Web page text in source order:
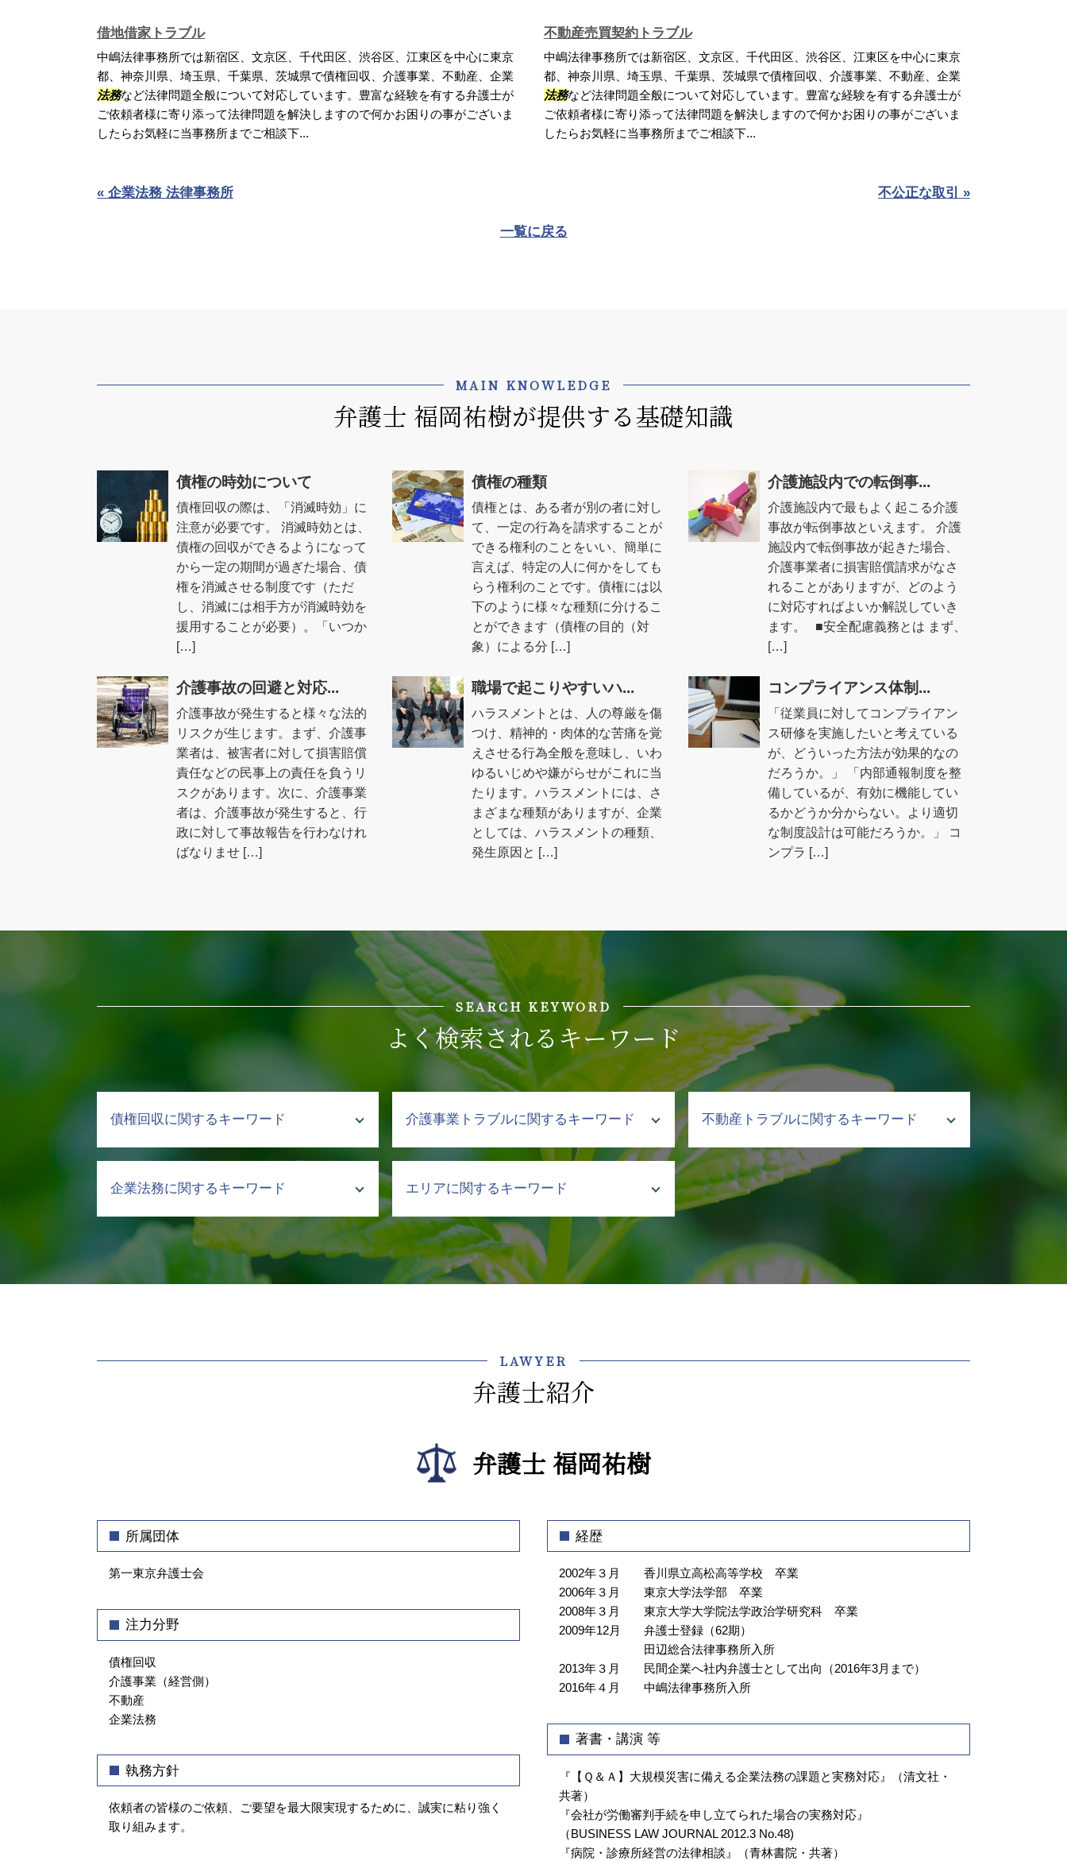
借地借家トラブル
中嶋法律事務所では新宿区、文京区、千代田区、渋谷区、江東区を中心に東京
都、神奈川県、埼玉県、千葉県、茨城県で債権回収、介護事業、不動産、企業
法務など法律問題全般について対応しています。豊富な経験を有する弁護士が
ご依頼者様に寄り添って法律問題を解決しますので何かお困りの事がございま
したらお気軽に当事務所までご相談下...
不動産売買契約トラブル
中嶋法律事務所では新宿区、文京区、千代田区、渋谷区、江東区を中心に東京
都、神奈川県、埼玉県、千葉県、茨城県で債権回収、介護事業、不動産、企業
法務など法律問題全般について対応しています。豊富な経験を有する弁護士が
ご依頼者様に寄り添って法律問題を解決しますので何かお困りの事がございま
したらお気軽に当事務所までご相談下...
« 企業法務 法律事務所 不公正な取引 »
一覧に戻る
MAIN KNOWLEDGE
弁護士 福岡祐樹が提供する基礎知識
債権の時効について
債権回収の際は、「消滅時効」に
注意が必要です。 消滅時効とは、
債権の回収ができるようになって
から一定の期間が過ぎた場合、債
権を消滅させる制度です（ただ
し、消滅には相手方が消滅時効を
援用することが必要）。「いつか
[…]
債権の種類
債権とは、ある者が別の者に対し
て、一定の行為を請求することが
できる権利のことをいい、簡単に
言えば、特定の人に何かをしても
らう権利のことです。債権には以
下のように様々な種類に分けるこ
とができます（債権の目的（対
象）による分 […]
介護施設内での転倒事...
介護施設内で最もよく起こる介護
事故が転倒事故といえます。 介護
施設内で転倒事故が起きた場合、
介護事業者に損害賠償請求がなさ
れることがありますが、どのよう
に対応すればよいか解説していき
ます。 ■安全配慮義務とは まず、
[…]
介護事故の回避と対応...
介護事故が発生すると様々な法的
リスクが生じます。まず、介護事
業者は、被害者に対して損害賠償
責任などの民事上の責任を負うリ
スクがあります。次に、介護事業
者は、介護事故が発生すると、行
政に対して事故報告を行わなけれ
ばなりませ […]
職場で起こりやすいハ...
ハラスメントとは、人の尊厳を傷
つけ、精神的・肉体的な苦痛を覚
えさせる行為全般を意味し、いわ
ゆるいじめや嫌がらせがこれに当
たります。ハラスメントには、さ
まざまな種類がありますが、企業
としては、ハラスメントの種類、
発生原因と […]
コンプライアンス体制...
「従業員に対してコンプライアン
ス研修を実施したいと考えている
が、どういった方法が効果的なの
だろうか。」 「内部通報制度を整
備しているが、有効に機能してい
るかどうか分からない。より適切
な制度設計は可能だろうか。」 コ
ンプラ […]
SEARCH KEYWORD
よく検索されるキーワード
債権回収に関するキーワード
強制執行 流れ
売掛金 貸付金
支払督促 流れ
債権 消滅時効
支払い 催促
強制執行 通知
売掛金 回収したい
取引先 倒産 未払い金 支払い
介護事業トラブルに関するキーワード
介護事業 課題
介護 トラブル
介護事故 死亡
介護 悩み 相談
介護事故 報告書
介護事故 防止
介護事業 労働問題 弁護士
介護事故 隠蔽
介護 現場 問題
介護 暴言
介護 契約トラブル 弁護士
不動産トラブルに関するキーワード
立ち退き
契約不適合 期間
テナント 立ち退き
相続 不動産 売却 分割
不動産トラブル 立ち退き
不動産トラブル 調停
企業法務に関するキーワード
職場 ハラスメント 種類
ハラスメント 定義
弁護士 顧問契約
契約書 作成
東京都 企業法務 弁護士
業務委託 契約書
クレーム対応 マニュアル
会社の顧問弁護士 個人的な相談
エリアに関するキーワード
企業法務 弁護士 相談 神楽坂
介護事業トラブル 弁護士 相談 神楽
坂
法律問題 弁護士 相談 新宿区
不動産トラブル 弁護士 相談 渋谷区
法律問題 弁護士 相談 江東区
介護事業トラブル 弁護士 相談 新宿
顧問弁護士 弁護士 相談 江東区
顧問弁護士 弁護士 相談 神楽坂
企業法務 弁護士 相談 江東区
企業法務 弁護士 相談 渋谷区
顧問弁護士 弁護士 相談 飯田橋
顧問弁護士 弁護士 相談 牛込神楽坂
LAWYER
弁護士紹介
弁護士 福岡祐樹
所属団体
第一東京弁護士会
注力分野
債権回収
介護事業（経営側）
不動産
企業法務
執務方針
依頼者の皆様のご依頼、ご要望を最大限実現するために、誠実に粘り強く
取り組みます。
経歴
2002年３月
香川県立高松高等学校 卒業
2006年３月
東京大学法学部 卒業
2008年３月
東京大学大学院法学政治学研究科 卒業
2009年12月
弁護士登録（62期）
田辺総合法律事務所入所
2013年３月
民間企業へ社内弁護士として出向（2016年3月まで）
2016年４月
中嶋法律事務所入所
著書・講演 等
『【Ｑ＆Ａ】大規模災害に備える企業法務の課題と実務対応』（清文社・
共著）
『会社が労働審判手続を申し立てられた場合の実務対応』
（BUSINESS LAW JOURNAL 2012.3 No.48)
『病院・診療所経営の法律相談』（青林書院・共著）